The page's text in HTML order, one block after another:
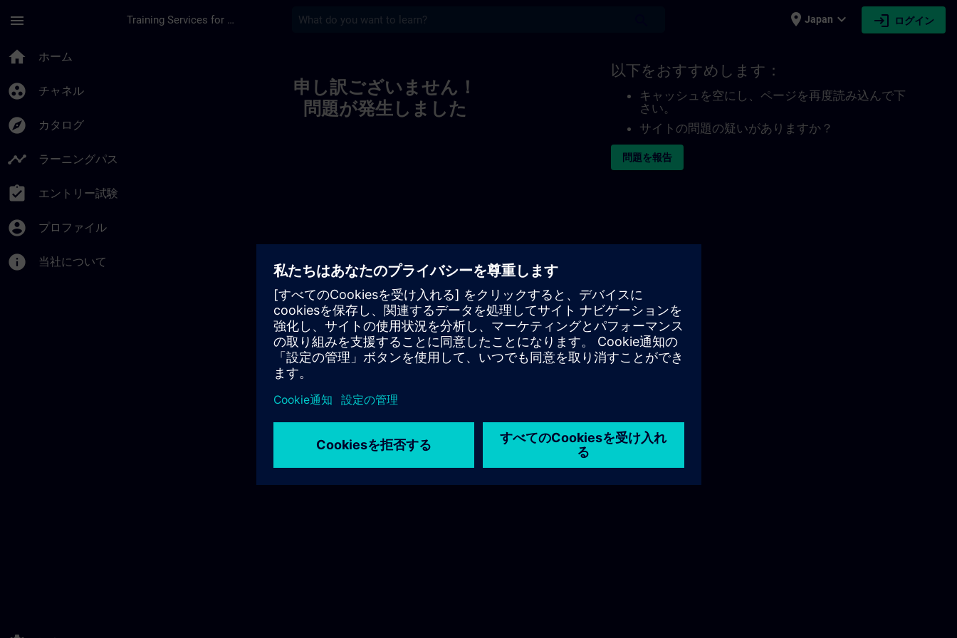
menu Training Services for Digital Industries place Japan expand_more login ログイン
home ホーム
group_work チャネル
explore カタログ
timeline ラーニングパス
assignment_turned_in エントリー試験
account_circle プロファイル
info 当社について
申し訳ございません！
問題が発生しました
以下をおすすめします：
キャッシュを空にし、ページを再度読み込んで下
さい。
サイトの問題の疑いがありますか？
問題を報告